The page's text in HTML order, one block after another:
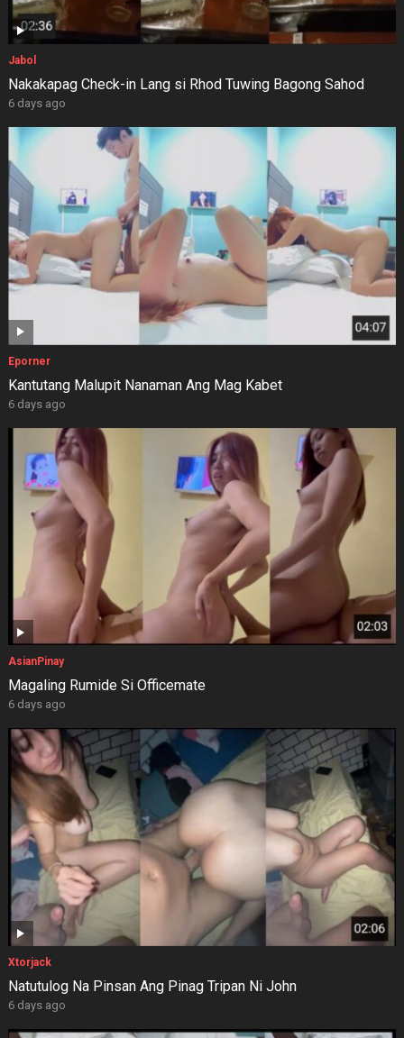
Jabol
Nakakapag Check-in Lang si Rhod Tuwing Bagong Sahod
6 days ago
Eporner
Kantutang Malupit Nanaman Ang Mag Kabet
6 days ago
AsianPinay
Magaling Rumide Si Officemate
6 days ago
Xtorjack
Natutulog Na Pinsan Ang Pinag Tripan Ni John
6 days ago